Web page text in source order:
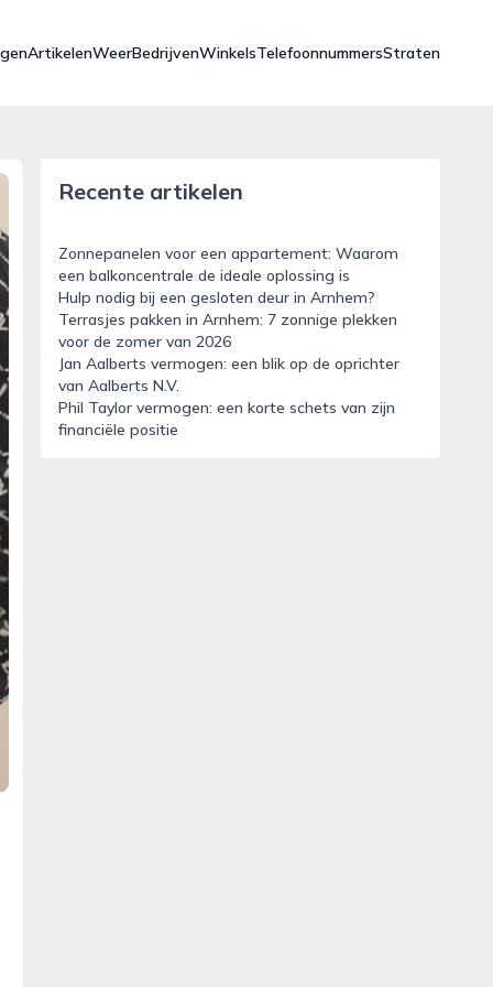
ArtikelenWeerBedrijvenWinkelsTelefoonnummersStraten
Recente artikelen
Zonnepanelen voor een appartement: Waarom
een balkoncentrale de ideale oplossing is
Hulp nodig bij een gesloten deur in Arnhem?
Terrasjes pakken in Arnhem: 7 zonnige plekken
voor de zomer van 2026
Jan Aalberts vermogen: een blik op de oprichter
van Aalberts N.V.
Phil Taylor vermogen: een korte schets van zijn
financiële positie